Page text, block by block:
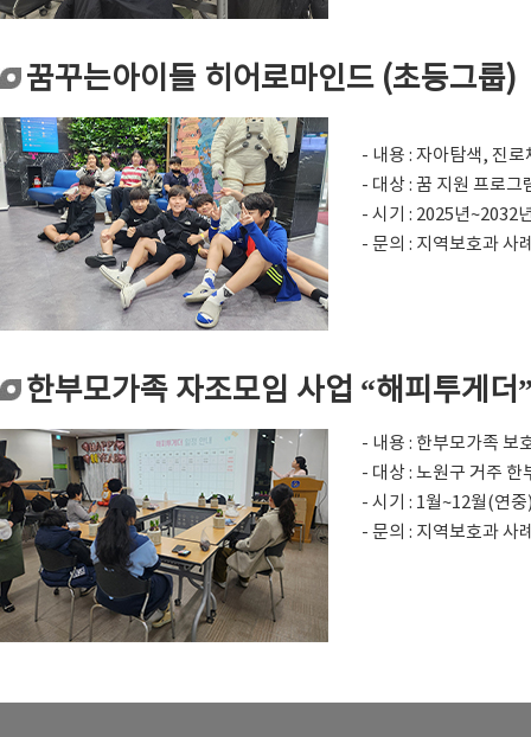
꿈꾸는아이들 히어로마인드 (초등그룹)
- 내용 : 자아탐색, 진
- 대상 : 꿈 지원 프로
- 시기 : 2025년~2032
- 문의 : 지역보호과
한부모가족 자조모임 사업 “해피투게더
- 내용 : 한부모가족 보
- 대상 : 노원구 거주
- 시기 : 1월~12월(연중
- 문의 : 지역보호과